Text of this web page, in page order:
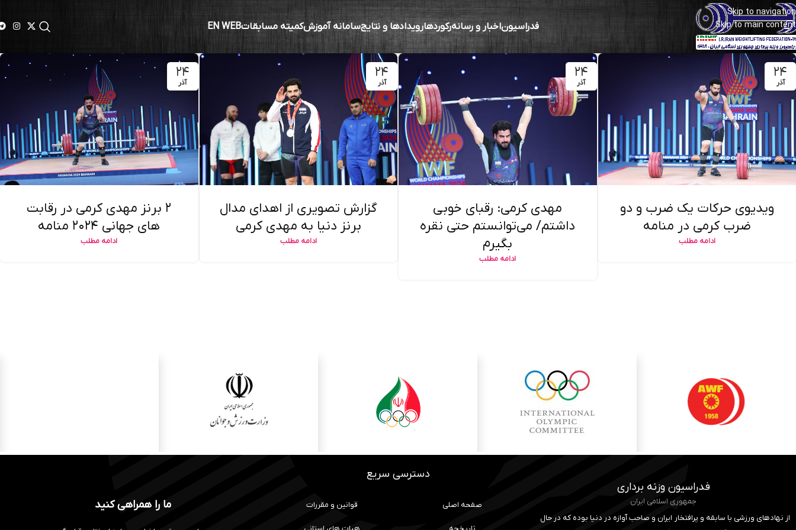
Skip to navigation
Skip to main content
فدراسیوناخبار و رسانهرکوردهارویدادها و نتایجسامانه آموزشکمیته مسابقاتEN WEB
۲۴
آذر
ویدیوی حرکات یک ضرب و دو
ضرب کرمی در منامه
ادامه مطلب
۲۴
آذر
مهدی کرمی: رقبای خوبی
داشتم/ می‌توانستم حتی نقره
بگیرم
ادامه مطلب
۲۴
آذر
گزارش تصویری از اهدای مدال
برنز دنیا به مهدی کرمی
ادامه مطلب
۲۴
آذر
۲ برنز مهدی کرمی در رقابت
های جهانی ۲۰۲۴ منامه
ادامه مطلب
فدراسیون وزنه برداری
جمهوری اسلامی ایران
از نهادهای ورزشی با سابقه و پرافتخار ایران و صاحب آوازه در دنیا بوده که در حال
دسترسی سریع
صفحه اصلی قوانین و مقررات ما را همراهی کنید